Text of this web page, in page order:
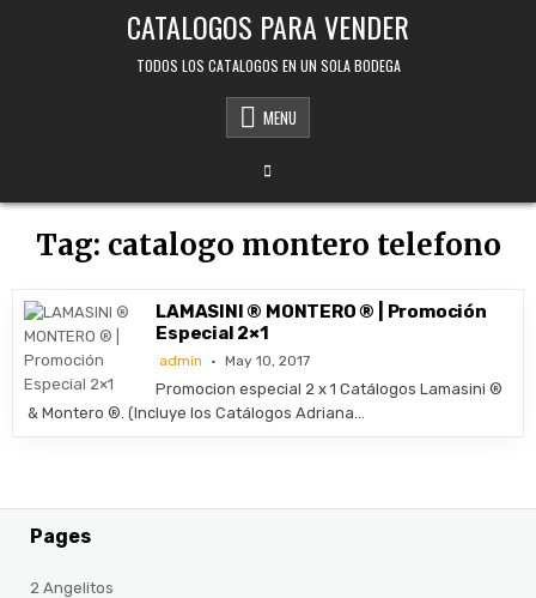
CATALOGOS PARA VENDER
TODOS LOS CATALOGOS EN UN SOLA BODEGA
MENU
Tag: catalogo montero telefono
LAMASINI ® MONTERO ® | Promoción
Especial 2×1
admin May 10, 2017
Promocion especial 2 x 1 Catálogos Lamasini ®
& Montero ®. (Incluye los Catálogos Adriana…
Pages
2 Angelitos